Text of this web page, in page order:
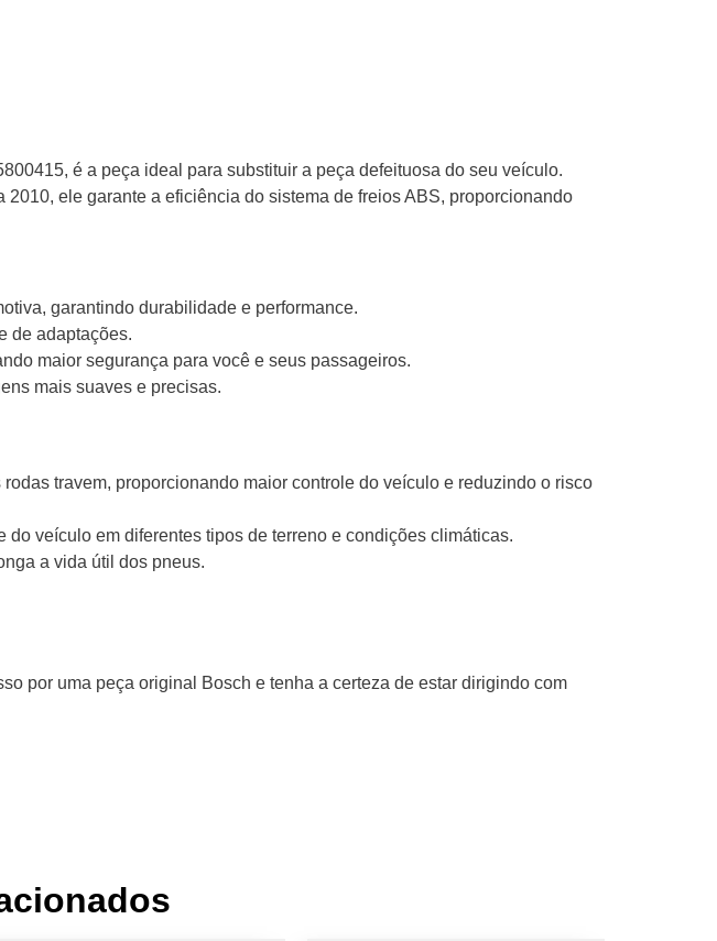
é a peça ideal para substituir a peça defeituosa do seu veículo.
ele garante a eficiência do sistema de freios ABS, proporcionando
garantindo durabilidade e performance.
de adaptações.
maior segurança para você e seus passageiros.
mais suaves e precisas.
travem, proporcionando maior controle do veículo e reduzindo o risco
veículo em diferentes tipos de terreno e condições climáticas.
a vida útil dos pneus.
por uma peça original Bosch e tenha a certeza de estar dirigindo com